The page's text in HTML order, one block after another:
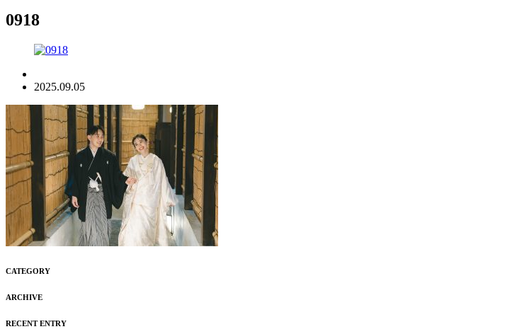
0918
2025.09.05
CATEGORY
ARCHIVE
RECENT ENTRY